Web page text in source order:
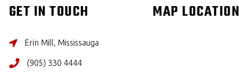
GET IN TOUCH
Erin Mill, Mississauga
(905) 330 4444
MAP LOCATION